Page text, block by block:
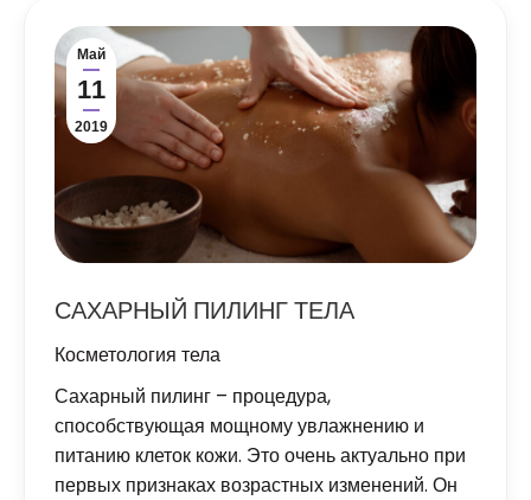
Май
11
2019
САХАРНЫЙ ПИЛИНГ ТЕЛА
Косметология тела
Сахарный пилинг – процедура,
способствующая мощному увлажнению и
питанию клеток кожи. Это очень актуально при
первых признаках возрастных изменений. Он